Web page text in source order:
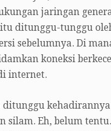
jaringan
ditunggu-tunggu
sebelumnya. Di
koneksi
internet.
ditunggu
silam. Eh, belum